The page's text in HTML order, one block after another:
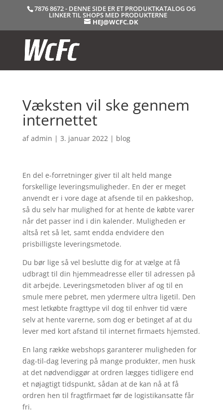
7876 8672 - DENNE SIDE ER ET PRODUKTKATALOG OG
LINKER TIL SHOPS MED PRODUKTERNE
HEJ@WCFC.DK
Væksten vil ske gennem
internettet
afadmin | 3. januar 2022| blog
En del e-forretninger giver til alt held mange
forskellige leveringsmuligheder. En der er meget
anvendt er i vore dage at afsende til en pakkeshop,
så du selv har mulighed for at hente de købte varer
når det passer ind i din kalender. Muligheden er
altså ret så let, samt endda endvidere den
prisbilligste leveringsmetode.
Du bør lige så vel beslutte dig for at vælge at få
udbragt til din hjemmeadresse eller til adressen på
dit arbejde. Leveringsmetoden bliver af og til en
smule mere pebret, men ydermere ultra ligetil. Den
mest letkøbte fragttype vil dog til enhver tid være
selv at hente varerne, som dog er betinget af at du
lever med kort afstand til internet firmaets hjemsted.
En lang række webshops garanterer muligheden for
dag-til-dag levering på mange produkter, men husk
at det nødvendiggør at ordren lægges tidligere end
et nøjagtigt tidspunkt, sådan at de kan nå at få
ordren hen til fragtfirmaet før de logistikansatte får
fri.